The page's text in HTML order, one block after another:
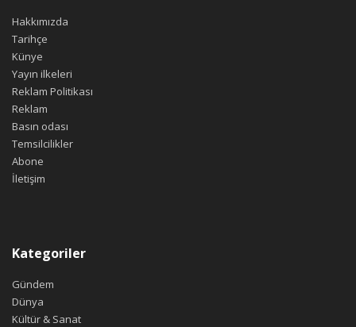
Hakkımızda
Tarihçe
Künye
Yayın ilkeleri
Reklam Politikası
Reklam
Basın odası
Temsilcilikler
Abone
İletişim
Kategoriler
Gündem
Dünya
Kültür & Sanat